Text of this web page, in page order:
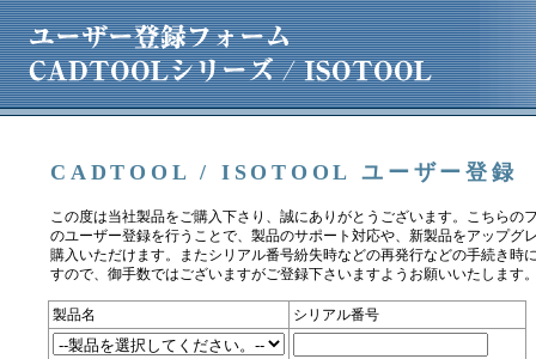
CADTOOL / ISOTOOL ユーザー登録
この度は当社製品をご購入下さり、誠にありがとうございます。こちらの
のユーザー登録を行うことで、製品のサポート対応や、新製品をアップグ
購入いただけます。またシリアル番号紛失時などの再発行などの手続き時
すので、御手数ではございますがご登録下さいますようお願いいたします
製品名 シリアル番号